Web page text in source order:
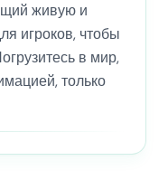
живую и
игроков, чтобы
в мир,
только